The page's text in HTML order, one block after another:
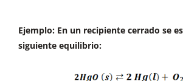
Ejemplo: En un recipiente cerrado se
siguiente equilibrio: